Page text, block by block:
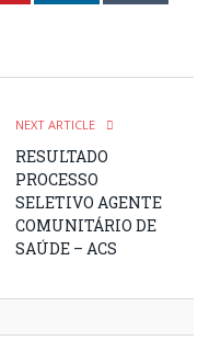
NEXT ARTICLE
RESULTADO
PROCESSO
SELETIVO AGENTE
COMUNITÁRIO DE
SAÚDE – ACS